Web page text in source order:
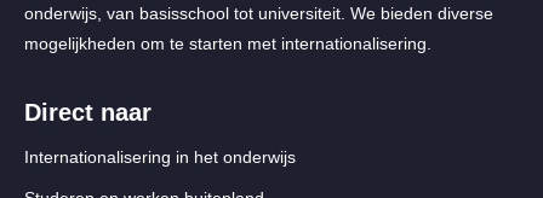
onderwijs, van basisschool tot universiteit. We bieden diverse
mogelijkheden om te starten met internationalisering.
Direct naar
Internationalisering in het onderwijs